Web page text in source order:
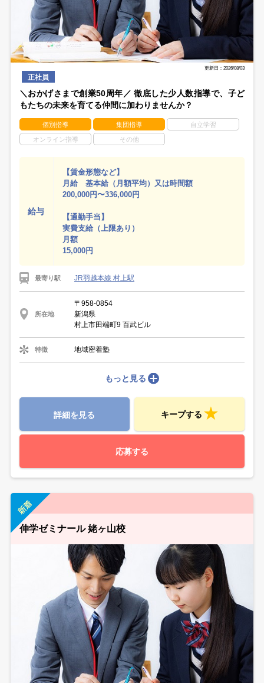
更新日：2026/08/03
正社員
＼おかげさまで創業50周年／ 徹底した少人数指導で、子ど
もたちの未来を育てる仲間に加わりませんか？
個別指導 集団指導 自立学習
オンライン指導 その他
給与
【賃金形態など】
月給 基本給（月額平均）又は時間額
200,000円〜336,000円
【通勤手当】
実費支給（上限あり）
月額
15,000円
最寄り駅 JR羽越本線 村上駅
所在地
〒958-0854
新潟県
村上市田端町9 百武ビル
特徴 地域密着塾
もっと見る
詳細を見る キープする
応募する
伸学ゼミナール 姥ヶ山校